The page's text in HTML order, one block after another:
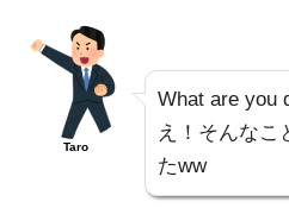
Taro
What are you
え！そんなこ
たww